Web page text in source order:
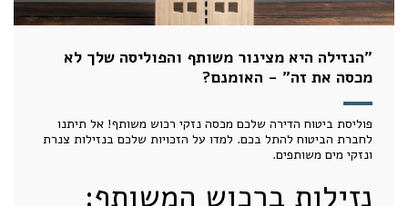
"הנזילה היא מצינור משותף והפוליסה שלך לא
מכסה את זה" - האומנם?
פוליסת ביטוח הדירה שלכם מכסה נזקי רכוש משותף! אל תיתנו
לחברת הביטוח להתל בכם. למדו על הזכויות שלכם בנזילות צנרת
ונזקי מים משותפים.
נזילות ברכוש המשותף: